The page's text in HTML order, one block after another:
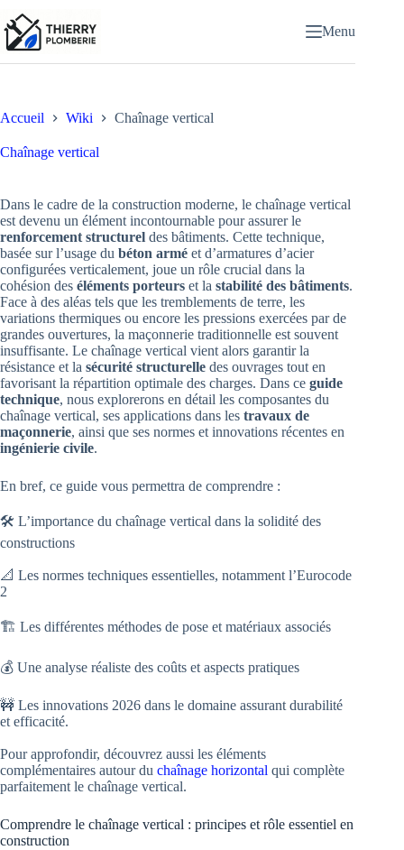
au
contenu
Menu
Accueil Wiki Chaînage vertical
Chaînage vertical
Dans le cadre de la construction moderne, le chaînage vertical
est devenu un élément incontournable pour assurer le
renforcement structurel des bâtiments. Cette technique,
basée sur l’usage du béton armé et d’armatures d’acier
configurées verticalement, joue un rôle crucial dans la
cohésion des éléments porteurs et la stabilité des bâtiments.
Face à des aléas tels que les tremblements de terre, les
variations thermiques ou encore les pressions exercées par de
grandes ouvertures, la maçonnerie traditionnelle est souvent
insuffisante. Le chaînage vertical vient alors garantir la
résistance et la sécurité structurelle des ouvrages tout en
favorisant la répartition optimale des charges. Dans ce guide
technique, nous explorerons en détail les composantes du
chaînage vertical, ses applications dans les travaux de
maçonnerie, ainsi que ses normes et innovations récentes en
ingénierie civile.
En bref, ce guide vous permettra de comprendre :
🛠️ L’importance du chaînage vertical dans la solidité des
constructions
📐 Les normes techniques essentielles, notamment l’Eurocode
2
🏗️ Les différentes méthodes de pose et matériaux associés
💰 Une analyse réaliste des coûts et aspects pratiques
🚧 Les innovations 2026 dans le domaine assurant durabilité
et efficacité.
Pour approfondir, découvrez aussi les éléments
complémentaires autour du chaînage horizontal qui complète
parfaitement le chaînage vertical.
Comprendre le chaînage vertical : principes et rôle essentiel en
construction